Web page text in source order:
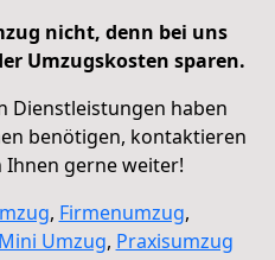
nicht, denn bei uns
Umzugskosten sparen.
Dienstleistungen haben
benötigen, kontaktieren
Ihnen gerne weiter!
, Firmenumzug,
Mini Umzug, Praxisumzug